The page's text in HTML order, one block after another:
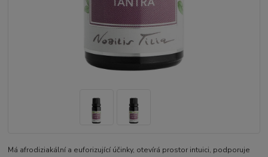
Má afrodiziakální a euforizující účinky, otevírá prostor intuici, podporuje